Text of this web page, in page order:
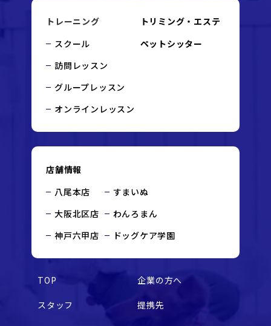
トレーニング
スクール
訪問レッスン
グループレッスン
オンラインレッスン
トリミング・エステ
ペットシッター
店舗情報
八尾本店
大阪北区店
神戸六甲店
すまいぬ
わんろまん
ドッグケア学園
TOP 企業の方へ
スタッフ 提携先